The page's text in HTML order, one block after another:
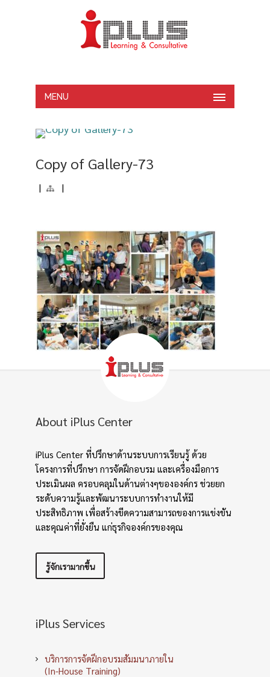
MENU
Copy of Gallery-73
| |
About iPlus Center
iPlus Center ที่ปรึกษาด้านระบบการเรียนรู้ ด้วย
โครงการที่ปรึกษา การจัดฝึกอบรม และเครื่องมือการ
ประเมินผล ครอบคลุมในด้านต่างๆขององค์กร ช่วยยก
ระดับความรู้และพัฒนาระบบการทำงานให้มี
ประสิทธิภาพ เพื่อสร้างขีดความสามารถของการแข่งขัน
และคุณค่าที่ยั่งยืน แก่ธุรกิจองค์กรของคุณ
รู้จักเรามากขึ้น
iPlus Services
บริการการจัดฝึกอบรมสัมมนาภายใน
(In-House Training)